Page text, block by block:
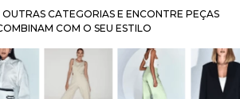
CATEGORIAS E ENCONTRE PEÇAS
COM O SEU ESTILO